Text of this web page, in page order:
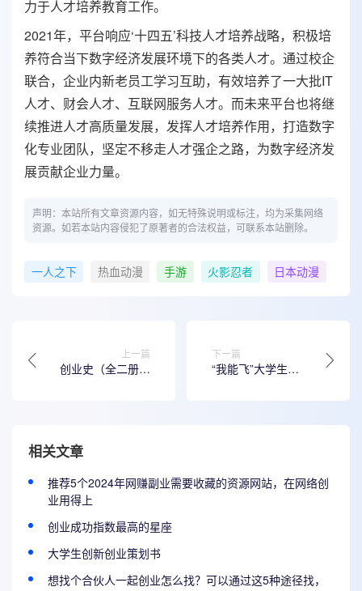
力于人才培养教育工作。
2021年，平台响应‘十四五’科技人才培养战略，积极培
养符合当下数字经济发展环境下的各类人才。通过校企
联合，企业内新老员工学习互助，有效培养了一大批IT
人才、财会人才、互联网服务人才。而未来平台也将继
续推进人才高质量发展，发挥人才培养作用，打造数字
化专业团队，坚定不移走人才强企之路，为数字经济发
展贡献企业力量。
声明：本站所有文章资源内容，如无特殊说明或标注，均为采集网络
资源。如若本站内容侵犯了原著者的合法权益，可联系本站删除。
一人之下 热血动漫 手游 火影忍者 日本动漫
上一篇
创业史（全二册）
下一篇
“我能飞”大学生创
相关文章
推荐5个2024年网赚副业需要收藏的资源网站，在网络创
业用得上
创业成功指数最高的星座
大学生创新创业策划书
想找个合伙人一起创业怎么找？可以通过这5种途径找，